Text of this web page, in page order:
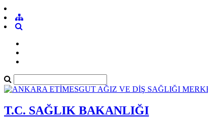
T.C. SAĞLIK BAKANLIĞI